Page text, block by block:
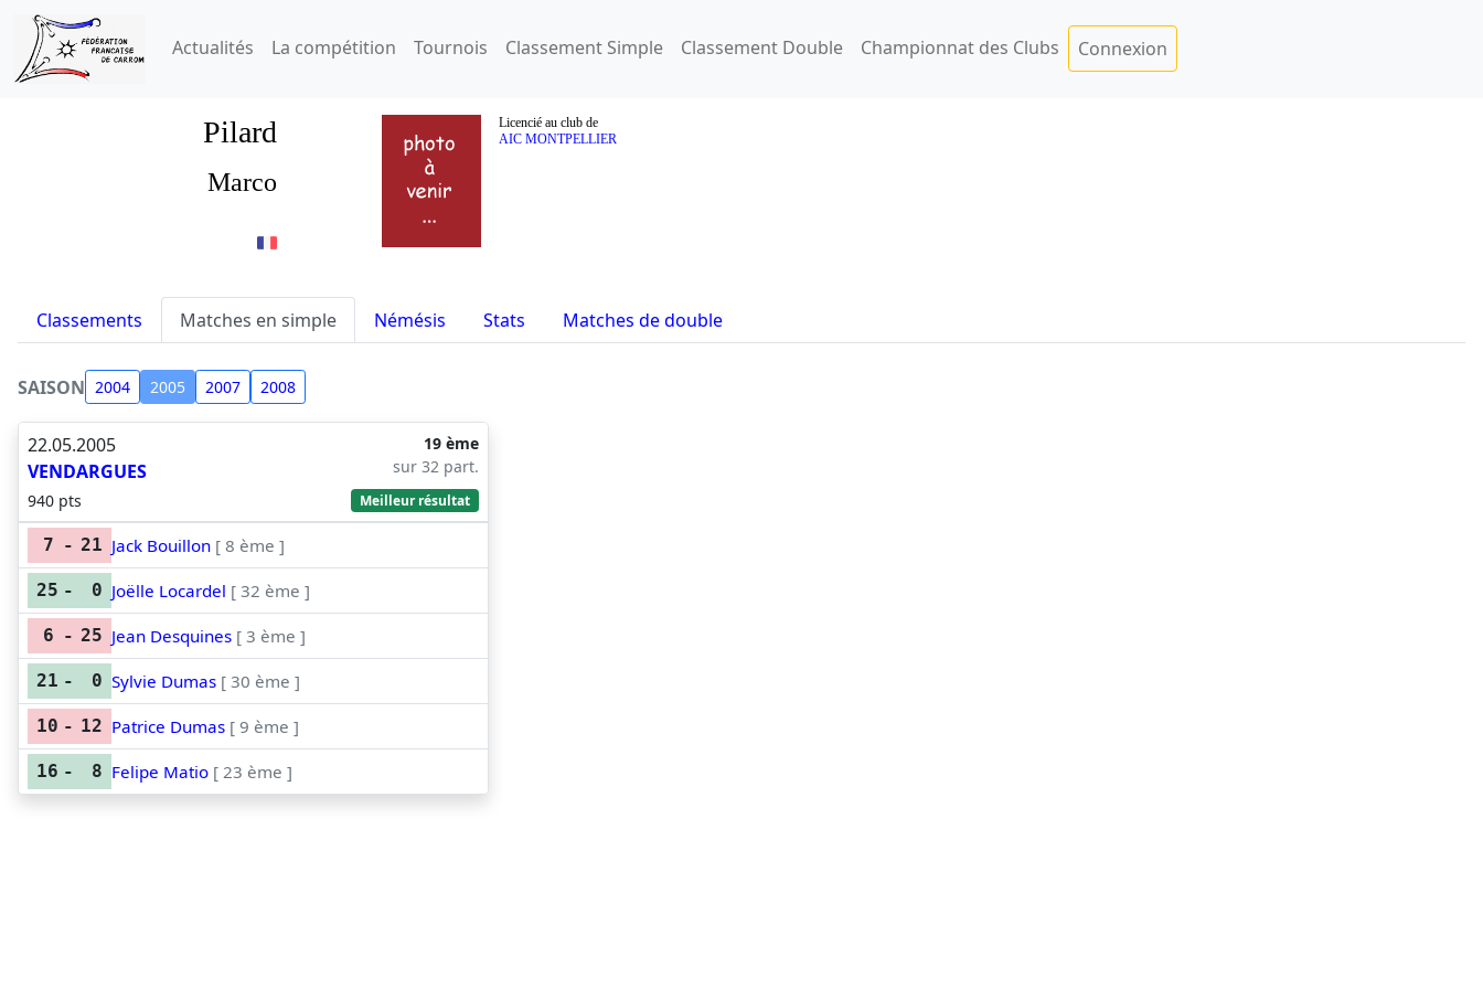
Actualités La compétition Tournois Classement Simple Classement Double Championnat des Clubs Connexion
Pilard
Licencié au club de
AIC MONTPELLIER
Marco
Classements Matches en simple Némésis Stats Matches de double
SAISON 2004 2005 2007 2008
22.05.2005
VENDARGUES
19 ème
sur 32 part.
940 pts
Meilleur résultat
7 - 21 Jack Bouillon [ 8 ème ]
25 - 0 Joëlle Locardel [ 32 ème ]
6 - 25 Jean Desquines [ 3 ème ]
21 - 0 Sylvie Dumas [ 30 ème ]
10 - 12 Patrice Dumas [ 9 ème ]
16 - 8 Felipe Matio [ 23 ème ]